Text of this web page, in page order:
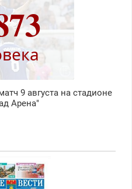
9 августа на стадионе
Арена"